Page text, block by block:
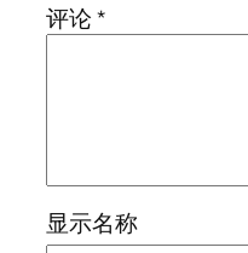
评论*
显示名称